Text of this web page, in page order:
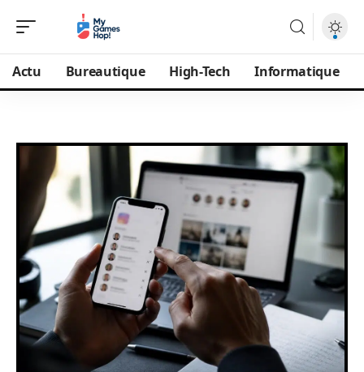
Actu Bureautique High-Tech Informatique